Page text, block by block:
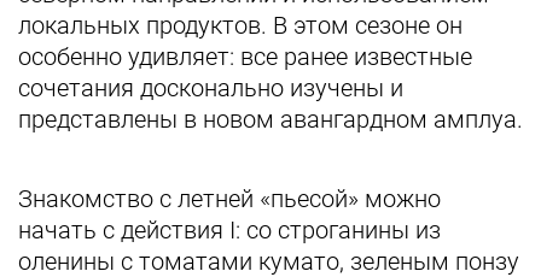
локальных продуктов. В этом сезоне он
особенно удивляет: все ранее известные
сочетания досконально изучены и
представлены в новом авангардном амплуа.
Знакомство с летней «пьесой» можно
начать с действия I: со строганины из
оленины с томатами кумато, зеленым понзу